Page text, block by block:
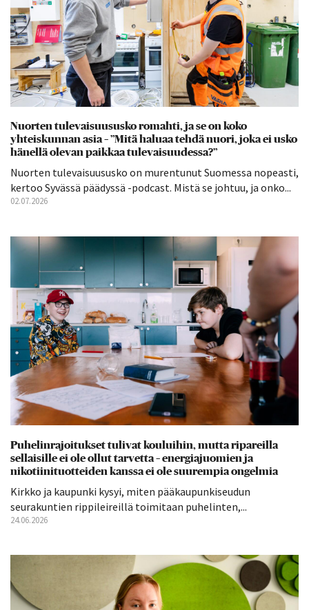
Nuorten tulevaisuususko romahti, ja se on koko
yhteiskunnan asia – ”Mitä haluaa tehdä nuori, joka ei usko
hänellä olevan paikkaa tulevaisuudessa?”
Nuorten tulevaisuususko on murentunut Suomessa nopeasti,
kertoo Syvässä päädyssä -podcast. Mistä se johtuu, ja onko...
02.07.2026
Puhelinrajoitukset tulivat kouluihin, mutta ripareilla
sellaisille ei ole ollut tarvetta – energiajuomien ja
nikotiinituotteiden kanssa ei ole suurempia ongelmia
Kirkko ja kaupunki kysyi, miten pääkaupunkiseudun
seurakuntien rippileireillä toimitaan puhelinten,...
24.06.2026